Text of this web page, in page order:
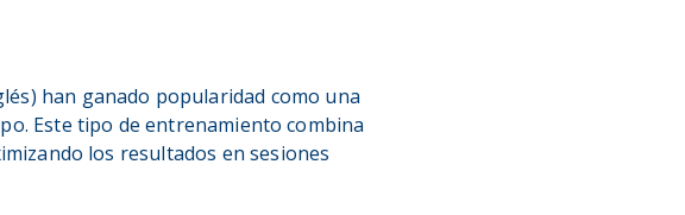
han ganado popularidad como una
Este tipo de entrenamiento combina
los resultados en sesiones